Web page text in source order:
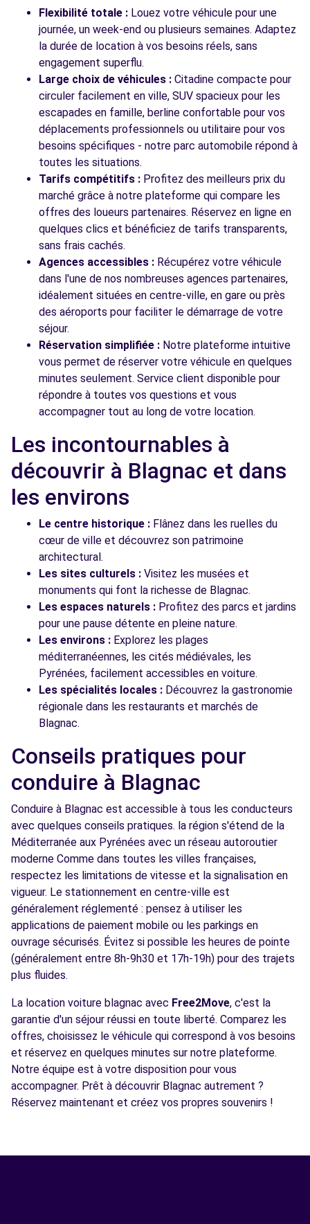
Voir l'agence
Voir toutes les agences
Flexibilité totale : Louez votre véhicule pour une
journée, un week-end ou plusieurs semaines. Adaptez
la durée de location à vos besoins réels, sans
engagement superflu.
Large choix de véhicules : Citadine compacte pour
circuler facilement en ville, SUV spacieux pour les
escapades en famille, berline confortable pour vos
déplacements professionnels ou utilitaire pour vos
besoins spécifiques - notre parc automobile répond à
toutes les situations.
Tarifs compétitifs : Profitez des meilleurs prix du
marché grâce à notre plateforme qui compare les
offres des loueurs partenaires. Réservez en ligne en
quelques clics et bénéficiez de tarifs transparents,
sans frais cachés.
Agences accessibles : Récupérez votre véhicule
dans l'une de nos nombreuses agences partenaires,
idéalement situées en centre-ville, en gare ou près
des aéroports pour faciliter le démarrage de votre
séjour.
Réservation simplifiée : Notre plateforme intuitive
vous permet de réserver votre véhicule en quelques
minutes seulement. Service client disponible pour
répondre à toutes vos questions et vous
accompagner tout au long de votre location.
Les incontournables à
découvrir à Blagnac et dans
les environs
Le centre historique : Flânez dans les ruelles du
cœur de ville et découvrez son patrimoine
architectural.
Les sites culturels : Visitez les musées et
monuments qui font la richesse de Blagnac.
Les espaces naturels : Profitez des parcs et jardins
pour une pause détente en pleine nature.
Les environs : Explorez les plages
méditerranéennes, les cités médiévales, les
Pyrénées, facilement accessibles en voiture.
Les spécialités locales : Découvrez la gastronomie
régionale dans les restaurants et marchés de
Blagnac.
Conseils pratiques pour
conduire à Blagnac
Conduire à Blagnac est accessible à tous les conducteurs
avec quelques conseils pratiques. la région s'étend de la
Méditerranée aux Pyrénées avec un réseau autoroutier
moderne Comme dans toutes les villes françaises,
respectez les limitations de vitesse et la signalisation en
vigueur. Le stationnement en centre-ville est
généralement réglementé : pensez à utiliser les
applications de paiement mobile ou les parkings en
ouvrage sécurisés. Évitez si possible les heures de pointe
(généralement entre 8h-9h30 et 17h-19h) pour des trajets
plus fluides.
La location voiture blagnac avec Free2Move, c'est la
garantie d'un séjour réussi en toute liberté. Comparez les
offres, choisissez le véhicule qui correspond à vos besoins
et réservez en quelques minutes sur notre plateforme.
Notre équipe est à votre disposition pour vous
accompagner. Prêt à découvrir Blagnac autrement ?
Réservez maintenant et créez vos propres souvenirs !